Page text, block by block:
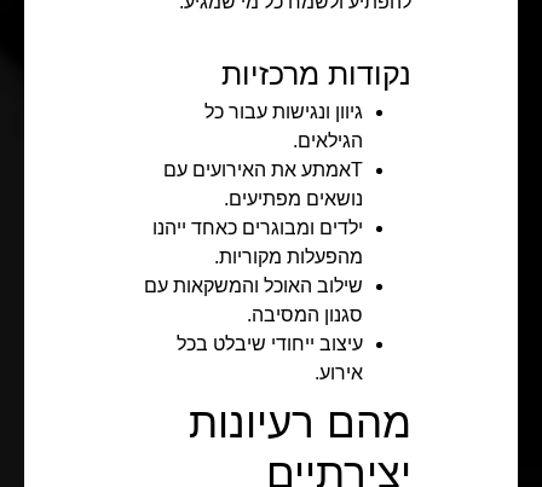
נקודות מרכזיות
גיוון ונגישות עבור כל
הגילאים.
Тאמתע את האירועים עם
נושאים מפתיעים.
ילדים ומבוגרים כאחד ייהנו
מהפעלות מקוריות.
שילוב האוכל והמשקאות עם
סגנון המסיבה.
עיצוב ייחודי שיבלט בכל
אירוע.
מהם רעיונות
יצירתיים